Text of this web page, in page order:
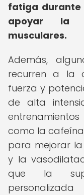
fatiga durante
apoyar la
musculares.
Además,
recurren a la
fuerza y
de alta
como la
para mejorar la
y la
que la